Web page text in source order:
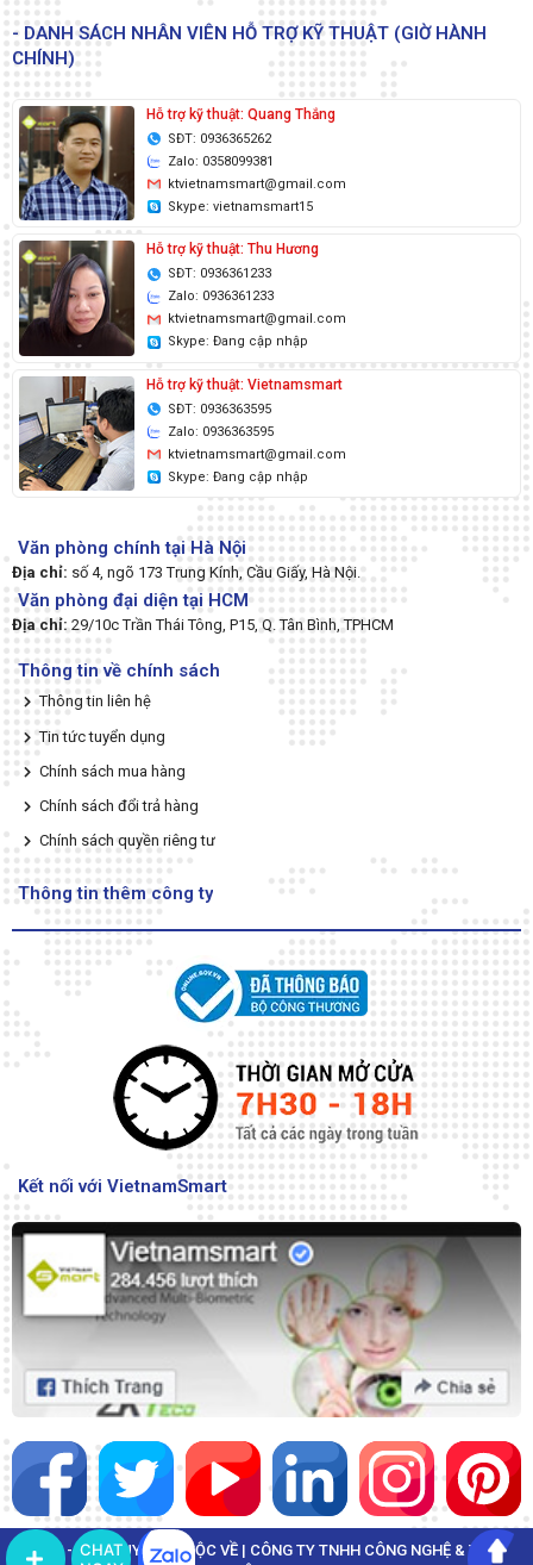
- DANH SÁCH NHÂN VIÊN HỖ TRỢ KỸ THUẬT (GIỜ HÀNH
CHÍNH)
Hỗ trợ kỹ thuật: Quang Thắng
SĐT: 0936365262
Zalo: 0358099381
ktvietnamsmart@gmail.com
Skype: vietnamsmart15
Hỗ trợ kỹ thuật: Thu Hương
SĐT: 0936361233
Zalo: 0936361233
ktvietnamsmart@gmail.com
Skype: Đang cập nhập
Hỗ trợ kỹ thuật: Vietnamsmart
SĐT: 0936363595
Zalo: 0936363595
ktvietnamsmart@gmail.com
Skype: Đang cập nhập
Văn phòng chính tại Hà Nội
Địa chỉ: số 4, ngõ 173 Trung Kính, Cầu Giấy, Hà Nội.
Văn phòng đại diện tại HCM
Địa chỉ: 29/10c Trần Thái Tông, P15, Q. Tân Bình, TPHCM
Thông tin về chính sách
Thông tin liên hệ
Tin tức tuyển dụng
Chính sách mua hàng
Chính sách đổi trả hàng
Chính sách quyền riêng tư
Thông tin thêm công ty
CHAT
Kết nối với VietnamSmart
© 2022 - BẢN QUYỀN THUỘC VỀ | CÔNG TY TNHH CÔNG NGHỆ & THÔNG